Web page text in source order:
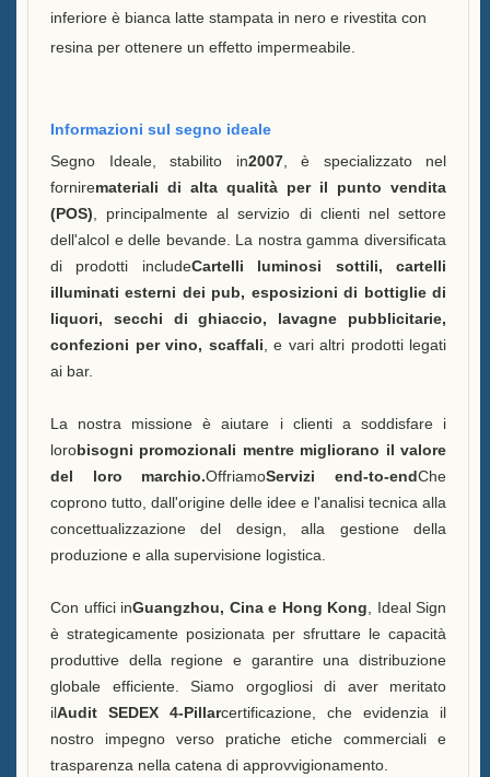
Display in resina a forma X
Secchio di ghiaccio LED Case
B
Vittexa Una Bottiglia di Liquore
Esposizione
Domande frequenti
Notizie
inferiore è bianca latte stampata in nero e rivestita con
resina per ottenere un effetto impermeabile.
Informazioni sul segno ideale
Segno Ideale, stabilito in2007, è specializzato nel
forniremateriali di alta qualità per il punto vendita
(POS) , principalmente al servizio di clienti nel settore
dell'alcol e delle bevande. La nostra gamma diversificata
di prodotti includeCartelli luminosi sottili, cartelli
illuminati esterni dei pub, esposizioni di bottiglie di
liquori, secchi di ghiaccio, lavagne pubblicitarie,
confezioni per vino, scaffali , e vari altri prodotti legati
ai bar.
La nostra missione è aiutare i clienti a soddisfare i
lorobisogni promozionali mentre migliorano il valore
del loro marchio.OffriamoServizi end-to-endChe
coprono tutto, dall'origine delle idee e l'analisi tecnica alla
concettualizzazione del design, alla gestione della
produzione e alla supervisione logistica.
Con uffici inGuangzhou, Cina e Hong Kong , Ideal Sign
è strategicamente posizionata per sfruttare le capacità
produttive della regione e garantire una distribuzione
globale efficiente. Siamo orgogliosi di aver meritato
ilAudit SEDEX 4-Pillarcertificazione, che evidenzia il
nostro impegno verso pratiche etiche commerciali e
trasparenza nella catena di approvvigionamento.